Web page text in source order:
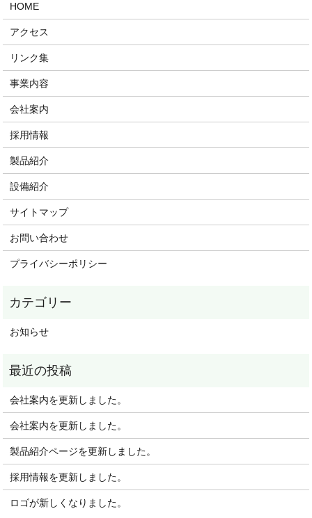
HOME
アクセス
リンク集
事業内容
会社案内
採用情報
製品紹介
設備紹介
サイトマップ
お問い合わせ
プライバシーポリシー
お知らせ
会社案内を更新しました。
会社案内を更新しました。
製品紹介ページを更新しました。
採用情報を更新しました。
ロゴが新しくなりました。